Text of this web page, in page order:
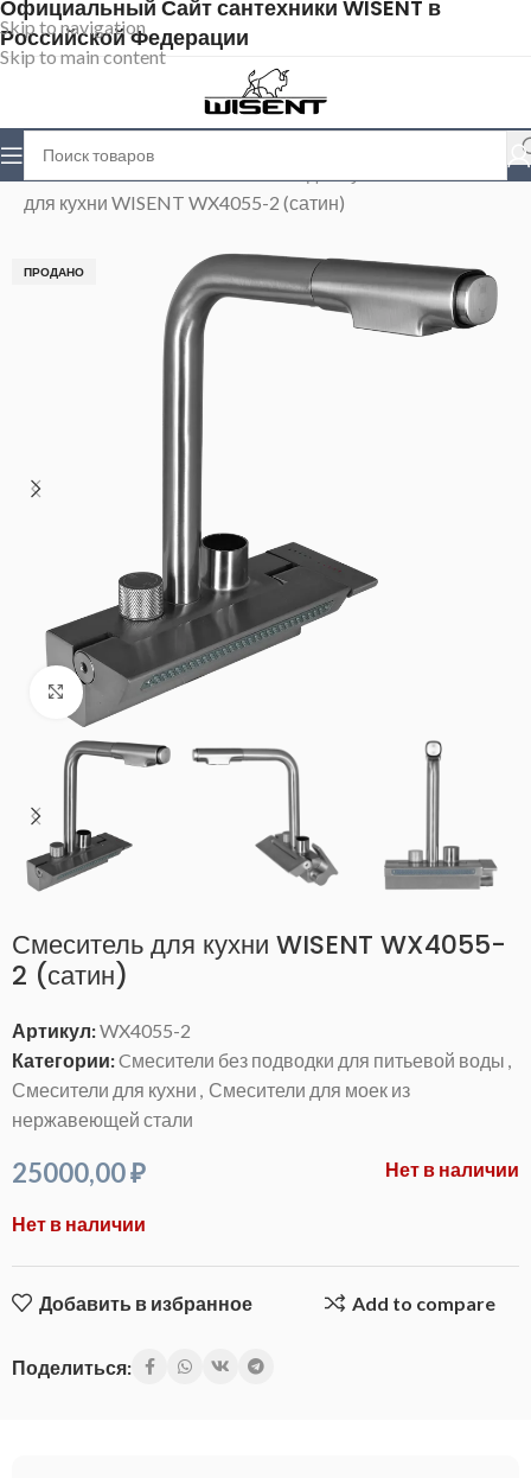
Skip to navigation
Skip to main content
Официальный Сайт сантехники WISENT в
Российской Федерации
Магазин
для кухни WISENT WX4055-2 (сатин)
ПРОДАНО
Нажмите, чтобы увеличить
Смеситель для кухни WISENT WX4055-
2 (сатин)
Артикул:WX4055-2
Категории:Cмесители без подводки для питьевой воды ,
Смесители для кухни , Смесители для моек из
нержавеющей стали
25000,00₽ Нет в наличии
Нет в наличии
Добавить в избранное Add to compare
Поделиться: